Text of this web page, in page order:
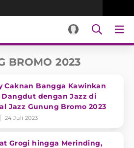
BROMO 2023
Caknan Bangga Kawinkan
Dangdut dengan Jazz di
Jazz Gunung Bromo 2023
24 Juli 2023
Grogi hingga Merinding,